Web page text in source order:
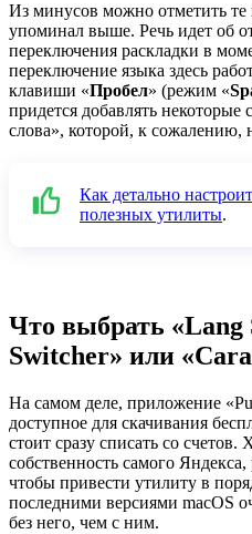
Из минусов можно отметить
упоминал выше. Речь идет об
переключения раскладки в
переключение языка здесь
клавиши «Пробел» (режим «
придется добавлять
слова», которой, к сожалению,
Как детально
полезных утилиты.
Что выбрать «Lang
Switcher» или
На самом деле, приложение
доступное для скачивания
стоит сразу списать со
собственность самого
чтобы привести утилиту в
последними версиями macOS
без него, чем с ним.